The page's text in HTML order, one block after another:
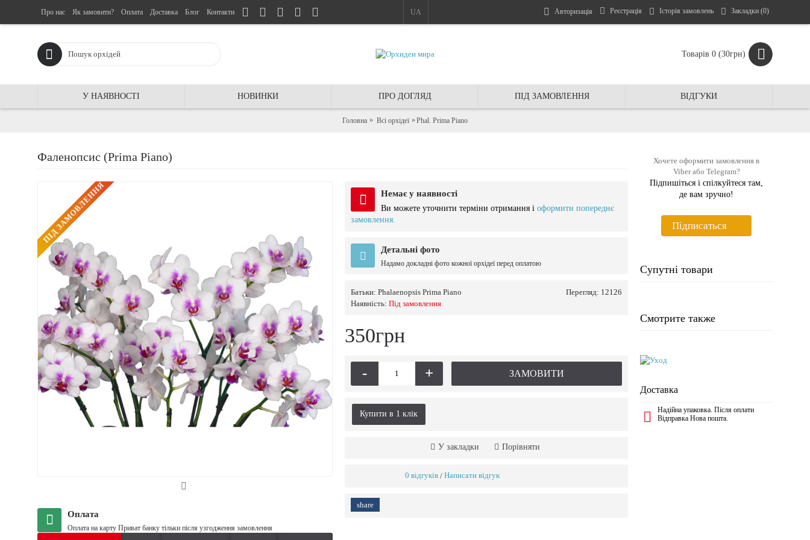
Про нас Як замовити? Оплата Доставка Блог Контакти UA Авторизація Реєстрація Історія замовлень Закладки (0)
Товарів 0 (30грн)
У НАЯВНОСТІ НОВИНКИ ПРО ДОГЛЯД ПІД ЗАМОВЛЕННЯ ВIДГУКИ
Головна Всі орхідеї Phal. Prima Piano
Хочете оформити замовлення в
Viber або Telegram?
Підпишіться і спiлкуйтеся там,
де вам зручно!
Пiдписаться
Супутні товари
Смотрите также
Доставка
Надійна упаковка. Після оплати
Відправка Нова пошта.
Фаленопсис (Prima Piano)
ПIД ЗАМОВЛЕННЯ
Оплата
Оплата на карту Приват банку тільки після узгодження замовлення
Немає у наявності
Ви можете уточнити терміни отримання і оформити попереднє
замовлення.
Детальні фото
Надамо докладні фото кожної орхідеї перед оплатою
Перегляд: 12126
Батьки: Phalaenopsis Prima Piano
Наявність: Пiд замовлення
350грн
- + ЗАМОВИТИ
Купити в 1 клiк
У закладки Порівняти
0 відгуків / Написати відгук
share